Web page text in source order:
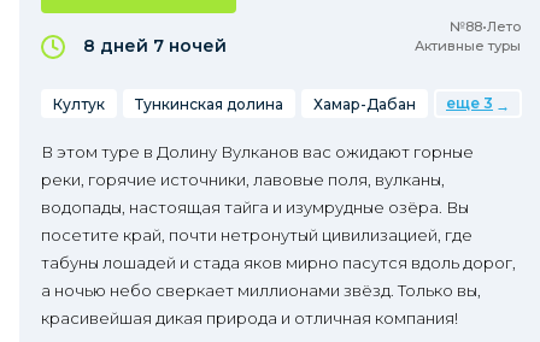
№88•Лето
Активные туры
8 дней 7 ночей
Култук Тункинская долина Хамар-Дабан еще 3
В этом туре в Долину Вулканов вас ожидают горные
реки, горячие источники, лавовые поля, вулканы,
водопады, настоящая тайга и изумрудные озёра. Вы
посетите край, почти нетронутый цивилизацией, где
табуны лошадей и стада яков мирно пасутся вдоль дорог,
а ночью небо сверкает миллионами звёзд. Только вы,
красивейшая дикая природа и отличная компания!